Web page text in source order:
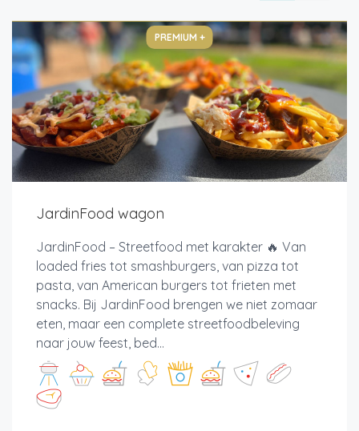
PREMIUM +
JardinFood wagon
JardinFood – Streetfood met karakter 🔥 Van
loaded fries tot smashburgers, van pizza tot
pasta, van American burgers tot frieten met
snacks. Bij JardinFood brengen we niet zomaar
eten, maar een complete streetfoodbeleving
naar jouw feest, bed...